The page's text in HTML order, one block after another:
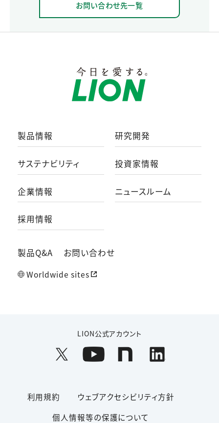
お問い合わせ先一覧
製品情報 研究開発
サステナビリティ 投資家情報
企業情報 ニュースルーム
採用情報
製品Q&A お問い合わせ
Worldwide sites
LION公式アカウント
利用規約
ウェブアクセシビリティ方針
個人情報等の保護について